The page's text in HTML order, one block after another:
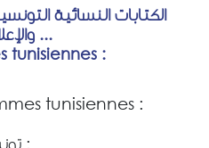
الكتابات النسائية
والإعلام حول المرأة ببليوغرافيا ...
tunisiennes :
tunisiennes :
تونس :